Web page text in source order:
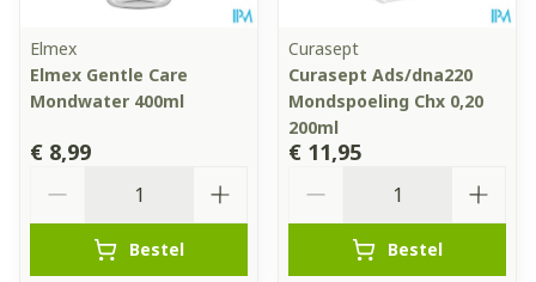
Elmex
Elmex Gentle Care
Mondwater 400ml
€ 8,99
Bestel
Curasept
Curasept Ads/dna220
Mondspoeling Chx 0,20
200ml
€ 11,95
Bestel